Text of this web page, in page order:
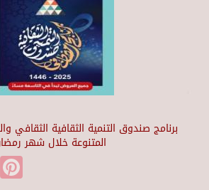
برنامج صندوق التنمية الثقافية الثقافي
المتنوعة خلال شهر
Twitter